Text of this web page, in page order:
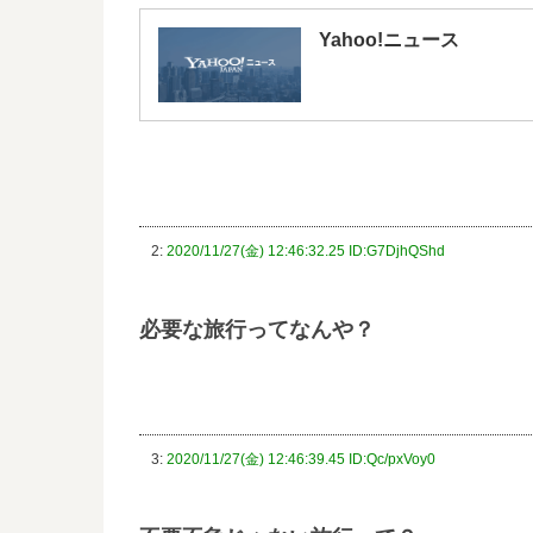
Yahoo!ニュース
2: 2020/11/27(金) 12:46:32.25 ID:G7DjhQShd
必要な旅行ってなんや？
3: 2020/11/27(金) 12:46:39.45 ID:Qc/pxVoy0